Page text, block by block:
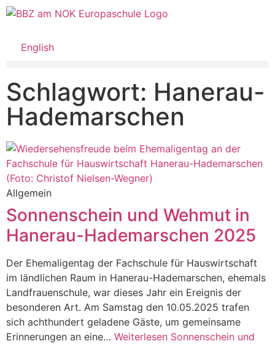
English
Schlagwort: Hanerau-
Hademarschen
Allgemein
Sonnenschein und Wehmut in
Hanerau-Hademarschen 2025
Der Ehemaligentag der Fachschule für Hauswirtschaft
im ländlichen Raum in Hanerau-Hademarschen, ehemals
Landfrauenschule, war dieses Jahr ein Ereignis der
besonderen Art. Am Samstag den 10.05.2025 trafen
sich achthundert geladene Gäste, um gemeinsame
Erinnerungen an eine… Weiterlesen Sonnenschein und